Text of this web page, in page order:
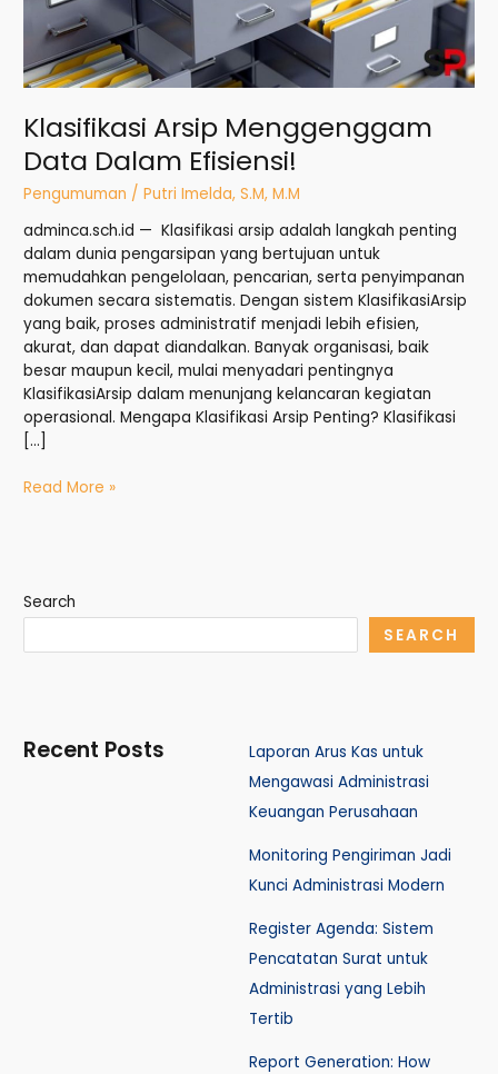
Klasifikasi Arsip Menggenggam
Data Dalam Efisiensi!
Pengumuman /Putri Imelda, S.M, M.M
adminca.sch.id — Klasifikasi arsip adalah langkah penting
dalam dunia pengarsipan yang bertujuan untuk
memudahkan pengelolaan, pencarian, serta penyimpanan
dokumen secara sistematis. Dengan sistem KlasifikasiArsip
yang baik, proses administratif menjadi lebih efisien,
akurat, dan dapat diandalkan. Banyak organisasi, baik
besar maupun kecil, mulai menyadari pentingnya
KlasifikasiArsip dalam menunjang kelancaran kegiatan
operasional. Mengapa Klasifikasi Arsip Penting? Klasifikasi
[…]
Read More »
Search
SEARCH
Recent Posts
Laporan Arus Kas untuk
Mengawasi Administrasi
Keuangan Perusahaan
Monitoring Pengiriman Jadi
Kunci Administrasi Modern
Register Agenda: Sistem
Pencatatan Surat untuk
Administrasi yang Lebih
Tertib
Report Generation: How